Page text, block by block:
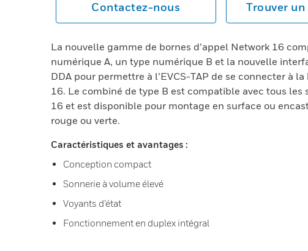
Contactez-nous Trouver
La nouvelle gamme de bornes d’appel Network 16
numérique A, un type numérique B et la nouvelle
DDA pour permettre à l’EVCS-TAP de se connecter à
16. Le combiné de type B est compatible avec tous les
16 et est disponible pour montage en surface ou
rouge ou verte.
Caractéristiques et avantages :
Conception compact
Sonnerie à volume élevé
Voyants d’état
Fonctionnement en duplex intégral